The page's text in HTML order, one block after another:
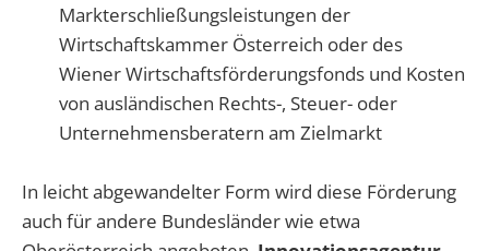
Markterschließungsleistungen der
Wirtschaftskammer Österreich oder des
Wiener Wirtschaftsförderungsfonds und Kosten
von ausländischen Rechts-, Steuer- oder
Unternehmensberatern am Zielmarkt
In leicht abgewandelter Form wird diese Förderung
auch für andere Bundesländer wie etwa